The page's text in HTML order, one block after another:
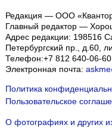
Редакция — ООО
Главный редактор —
Адрес редакции: 198516
Петербургский пр., д.60,
Телефон:+7 812 640-06-60
Электронная почта:
Политика
Пользовательское
О фотографиях и других